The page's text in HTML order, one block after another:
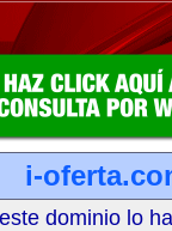
i-
dominio lo